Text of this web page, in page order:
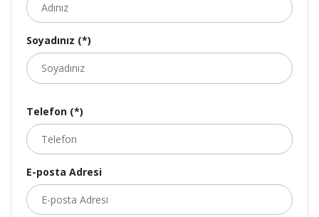
Soyadınız (*)
Telefon (*)
E-posta Adresi